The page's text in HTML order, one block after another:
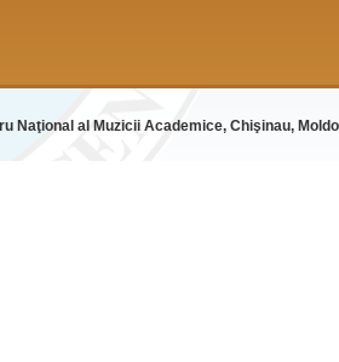
Naţional al Muzicii Academice, Chişinau,